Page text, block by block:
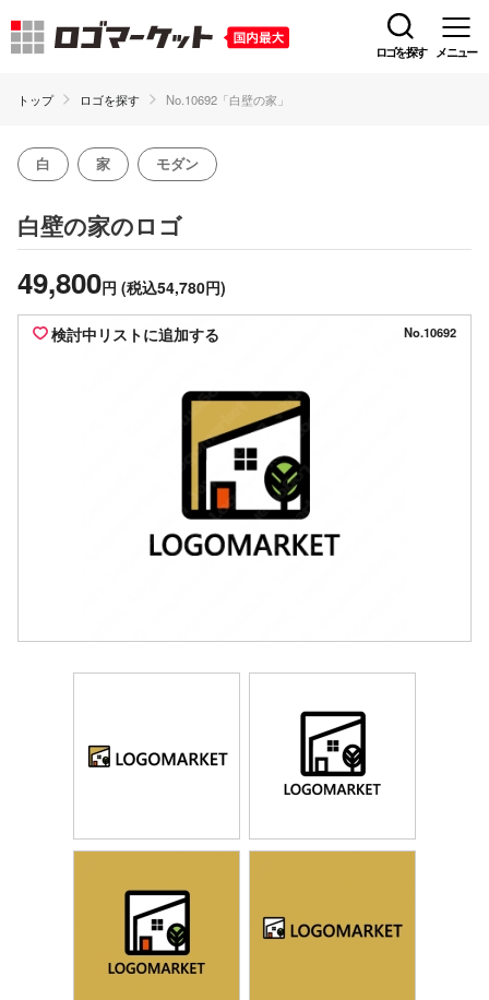
ロゴを探す メニュー
トップ ロゴを探す No.10692「白壁の家」
白 家 モダン
白壁の家のロゴ
49,800円 (税込54,780円)
検討中リストに追加する No.10692